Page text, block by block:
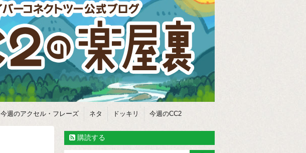
今週のアクセル・フレーズ ネタ ドッキリ 今週のCC2
購読する